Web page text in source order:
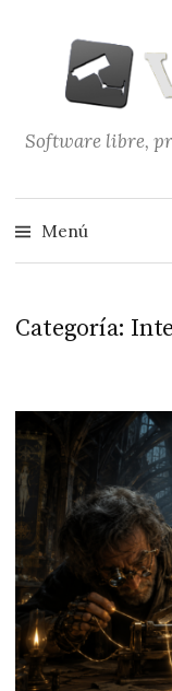
contenido
Software libre,
Menú
Categoría: